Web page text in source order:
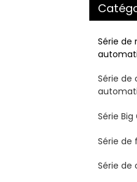
Série de
Série de
Série Big
Série de
Série de